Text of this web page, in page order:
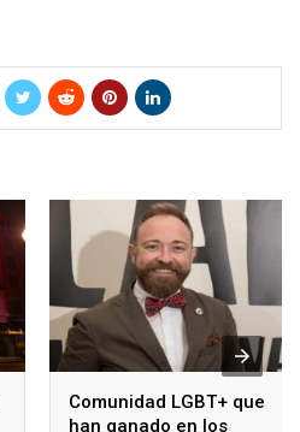
Comunidad LGBT+ que
han ganado en los